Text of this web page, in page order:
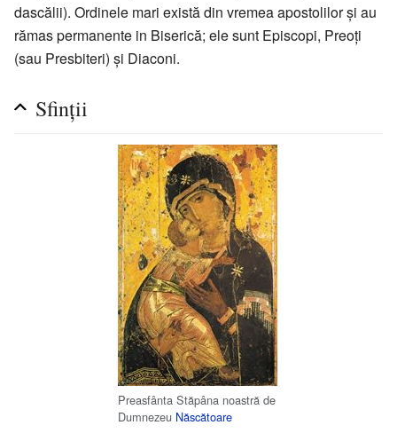
dascălii). Ordinele mari există din vremea apostolilor și au
rămas permanente in Biserică; ele sunt Episcopi, Preoți
(sau Presbiteri) și Diaconi.
Sfinții
Preasfânta Stăpâna noastră de
Dumnezeu Născătoare